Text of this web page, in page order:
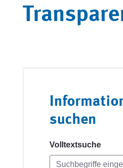
suchen
Volltextsuche